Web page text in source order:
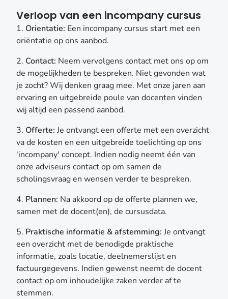
Verloop van een incompany cursus
1. Orientatie: Een incompany cursus start met een
oriëntatie op ons aanbod.
2. Contact: Neem vervolgens contact met ons op om
de mogelijkheden te bespreken. Niet gevonden wat
je zocht? Wij denken graag mee. Met onze jaren aan
ervaring en uitgebreide poule van docenten vinden
wij altijd een passend aanbod.
3. Offerte: Je ontvangt een offerte met een overzicht
va de kosten en een uitgebreide toelichting op ons
'incompany' concept. Indien nodig neemt één van
onze adviseurs contact op om samen de
scholingsvraag en wensen verder te bespreken.
4. Plannen: Na akkoord op de offerte plannen we,
samen met de docent(en), de cursusdata.
5. Praktische informatie & afstemming: Je ontvangt
een overzicht met de benodigde praktische
informatie, zoals locatie, deelnemerslijst en
factuurgegevens. Indien gewenst neemt de docent
contact op om inhoudelijke zaken verder af te
stemmen.